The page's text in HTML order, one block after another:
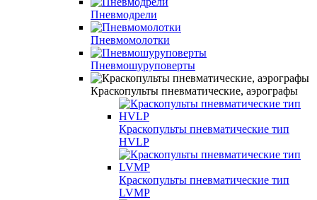
Пневмодрели
Пневмомолотки
Пневмошуруповерты
Краскопульты пневматические, аэрографы
Краскопульты пневматические тип
HVLP
Краскопульты пневматические тип
LVMP